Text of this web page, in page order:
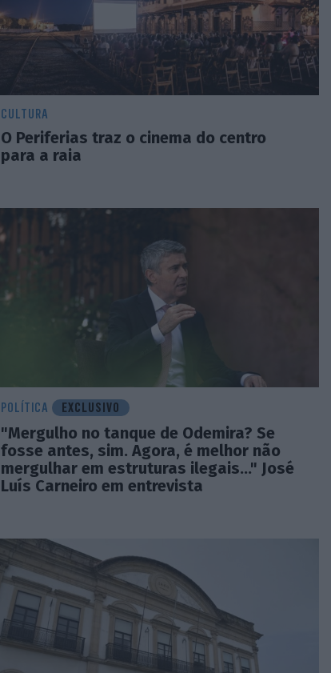
CULTURA
O Periferias traz o cinema do centro
para a raia
POLÍTICA EXCLUSIVO
"Mergulho no tanque de Odemira? Se
fosse antes, sim. Agora, é melhor não
mergulhar em estruturas ilegais..." José
Luís Carneiro em entrevista